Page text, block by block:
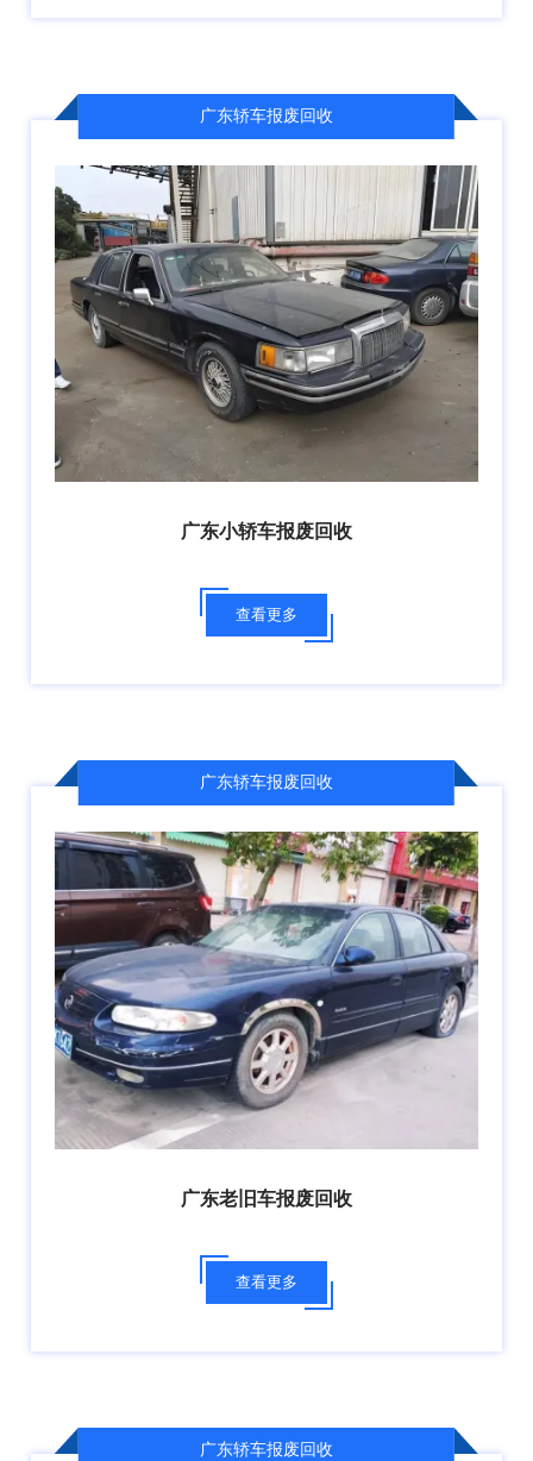
广东轿车报废回收
广东小轿车报废回收
查看更多
广东轿车报废回收
广东老旧车报废回收
查看更多
广东轿车报废回收